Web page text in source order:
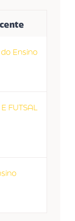
Ensino
FUTSAL